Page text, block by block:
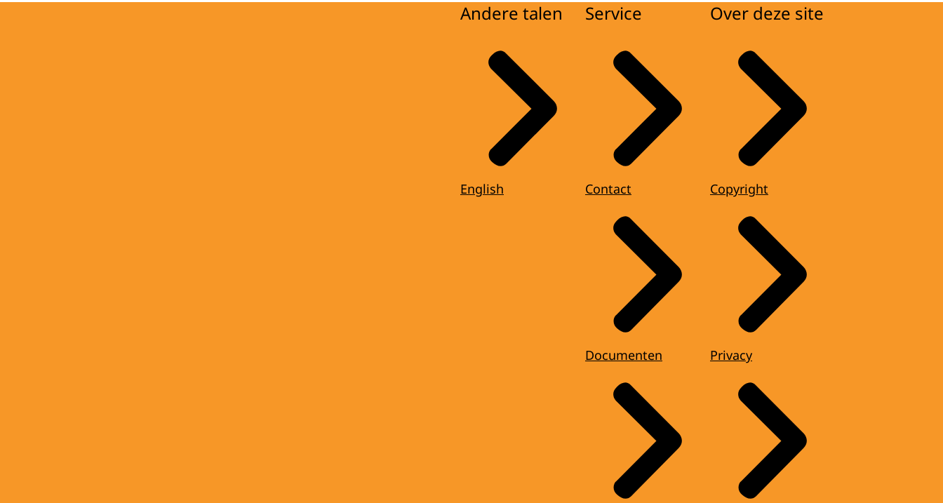
Andere talen
English
Service
Contact
Documenten
Over deze site
Copyright
Privacy